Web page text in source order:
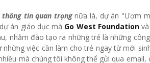
thông tin quan trọngnữa là, dự án "Ươm
án giáo dục mà Go West Foundation và
nhằm đào tạo ra những trẻ là những
những việc cần làm cho trẻ ngay từ mới
mà chúng tôi không thể gửi qua